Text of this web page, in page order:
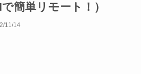
簡単リモート！）
11/14